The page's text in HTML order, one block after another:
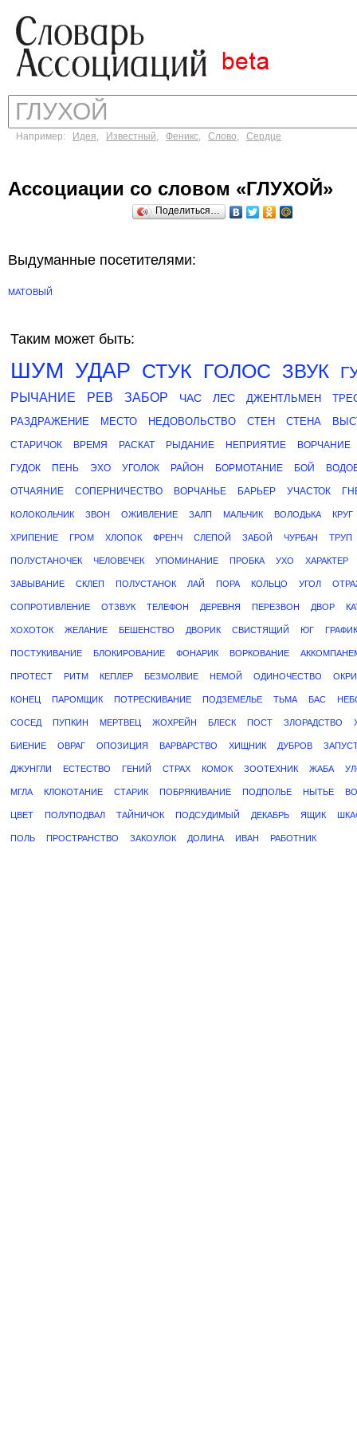
Например: Идея, Известный, Феникс, Слово, Сердце
Ассоциации со словом «ГЛУХОЙ»
Поделиться…
Выдуманные посетителями:
МАТОВЫЙ
Таким может быть:
ШУМ УДАР СТУК ГОЛОС ЗВУК
РЫЧАНИЕ РЕВ ЗАБОР ЧАС ЛЕС ДЖЕНТЛЬМЕН
РАЗДРАЖЕНИЕ
МЕСТО НЕДОВОЛЬСТВО СТЕН СТЕНА
СТАРИЧОК ВРЕМЯ РАСКАТ РЫДАНИЕ НЕПРИЯТИЕ ВОРЧАНИЕ
ГУДОК ПЕНЬ ЭХО УГОЛОК РАЙОН БОРМОТАНИЕ БОЙ
ОТЧАЯНИЕ СОПЕРНИЧЕСТВО ВОРЧАНЬЕ БАРЬЕР УЧАСТОК
КОЛОКОЛЬЧИК ЗВОН ОЖИВЛЕНИЕ ЗАЛП МАЛЬЧИК ВОЛОДЬКА КРУГ
ХРИПЕНИЕ ГРОМ ХЛОПОК ФРЕНЧ СЛЕПОЙ ЗАБОЙ ЧУРБАН ТРУП
ПОЛУСТАНОЧЕК ЧЕЛОВЕЧЕК УПОМИНАНИЕ ПРОБКА УХО ХАРАКТЕР
ЗАВЫВАНИЕ СКЛЕП ПОЛУСТАНОК ЛАЙ ПОРА КОЛЬЦО УГОЛ
СОПРОТИВЛЕНИЕ ОТЗВУК ТЕЛЕФОН ДЕРЕВНЯ ПЕРЕЗВОН ДВОР
ХОХОТОК ЖЕЛАНИЕ БЕШЕНСТВО ДВОРИК СВИСТЯЩИЙ ЮГ ГРАФИК
ПОСТУКИВАНИЕ БЛОКИРОВАНИЕ ФОНАРИК ВОРКОВАНИЕ
ПРОТЕСТ РИТМ КЕПЛЕР БЕЗМОЛВИЕ НЕМОЙ ОДИНОЧЕСТВО
КОНЕЦ ПАРОМЩИК ПОТРЕСКИВАНИЕ ПОДЗЕМЕЛЬЕ ТЬМА БАС
СОСЕД ПУПКИН МЕРТВЕЦ ЖОХРЕЙН БЛЕСК ПОСТ ЗЛОРАДСТВО
БИЕНИЕ ОВРАГ ОПОЗИЦИЯ ВАРВАРСТВО ХИЩНИК ДУБРОВ
ДЖУНГЛИ ЕСТЕСТВО ГЕНИЙ СТРАХ КОМОК ЗООТЕХНИК ЖАБА
МГЛА КЛОКОТАНИЕ СТАРИК ПОБРЯКИВАНИЕ ПОДПОЛЬЕ НЫТЬЕ
ЦВЕТ ПОЛУПОДВАЛ ТАЙНИЧОК ПОДСУДИМЫЙ ДЕКАБРЬ ЯЩИК
ПОЛЬ ПРОСТРАНСТВО ЗАКОУЛОК ДОЛИНА ИВАН РАБОТНИК